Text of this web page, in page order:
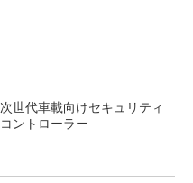
次世代車載向けセキュリティ
コントローラー